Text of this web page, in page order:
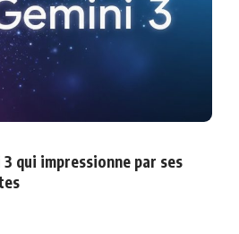
3 qui impressionne par ses